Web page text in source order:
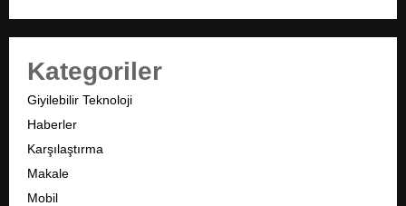
Kategoriler
Giyilebilir Teknoloji
Haberler
Karşılaştırma
Makale
Mobil